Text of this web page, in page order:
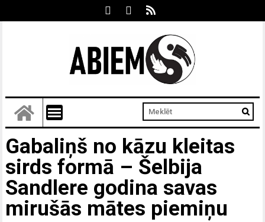
Gabaliņš no kāzu kleitas
sirds formā – Šelbija
Sandlere godina savas
mirušās mātes piemiņu